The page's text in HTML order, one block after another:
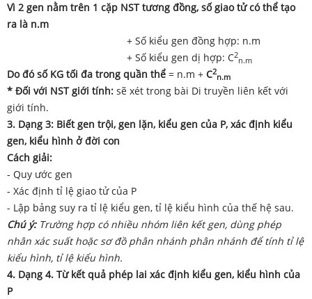
Vì 2 gen nằm trên 1 cặp NST tương đồng, số giao tử có thể tạo
ra là n.m
+ Số kiểu gen đồng hợp: n.m
+ Số kiểu gen dị hợp: C2
n.m
Do đó số KG tối đa trong quần thể = n.m + C2
n.m
* Đối với NST giới tính: sẽ xét trong bài Di truyền liên kết với
giới tính.
3. Dạng 3: Biết gen trội, gen lặn, kiểu gen của P, xác định kiểu
gen, kiểu hình ở đời con
Cách giải:
- Quy ước gen
- Xác định tỉ lệ giao tử của P
- Lập bảng suy ra tỉ lệ kiểu gen, tỉ lệ kiểu hình của thế hệ sau.
Chú ý:Trường hợp có nhiều nhóm liên kết gen, dùng phép
nhân xác suất hoặc sơ đồ phân nhánh phân nhánh để tính tỉ lệ
kiểu hình, tỉ lệ kiểu hình.
4. Dạng 4. Từ kết quả phép lai xác định kiểu gen, kiểu hình của
P